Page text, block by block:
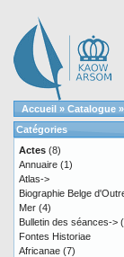
Accueil » Catalogue »
Catégories
Actes (8)
Annuaire (1)
Atlas->
Biographie Belge
Mer (4)
Bulletin des séances->
Fontes Historiae
Africanae (7)